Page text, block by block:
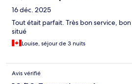
16 déc. 2025
Tout était parfait. Très bon service,
situé
Louise, séjour de 3 nuits
Avis vérifié